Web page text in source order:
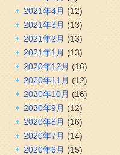
2021年4月 (12)
2021年3月 (13)
2021年2月 (13)
2021年1月 (13)
2020年12月 (16)
2020年11月 (12)
2020年10月 (16)
2020年9月 (12)
2020年8月 (16)
2020年7月 (14)
2020年6月 (15)